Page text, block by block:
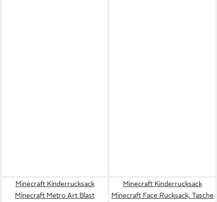
Minecraft Kinderrucksack
Minecraft Metro Art Blast
Minecraft Kinderrucksack
Minecraft Face Rucksack, Tasche